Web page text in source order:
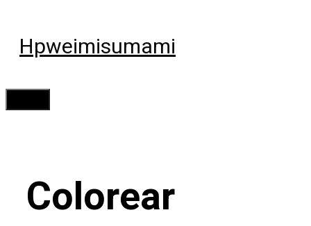
contenido
Hpweimisumami
Colorear